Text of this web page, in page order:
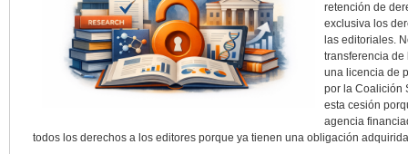
retención de
exclusiva los
las editoriales.
transferencia
una licencia de
por la Coalición
esta cesión
agencia
todos los derechos a los editores porque ya tienen una obligación